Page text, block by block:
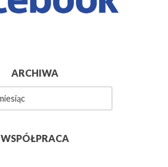
ARCHIWA
WSPÓŁPRACA